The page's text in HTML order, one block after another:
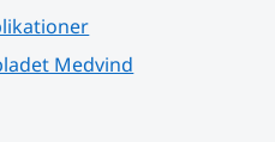
Medvind